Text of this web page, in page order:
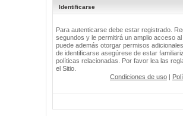
Identificarse
Para autenticarse debe estar registrado.
segundos y le permitirá un amplio acceso
puede además otorgar permisos
de identificarse asegúrese de estar
políticas relacionadas. Por favor lea las
el Sitio.
Condiciones de uso |